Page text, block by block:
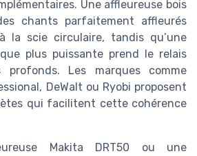
Une affleureuse bois
chants parfaitement affleurés
la scie circulaire, tandis qu’une
plus puissante prend le relais
profonds. Les marques comme
DeWalt ou Ryobi proposent
qui facilitent cette cohérence
Makita DRT50 ou une